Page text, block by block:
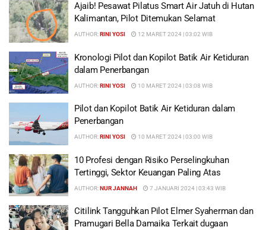
Ajaib! Pesawat Pilatus Smart Air Jatuh di Hutan
Kalimantan, Pilot Ditemukan Selamat
AUTHOR:RINI YOSI 12 MARET 2024 | 03:02 WIB
Kronologi Pilot dan Kopilot Batik Air Ketiduran
dalam Penerbangan
AUTHOR:RINI YOSI 10 MARET 2024 | 03:08 WIB
Pilot dan Kopilot Batik Air Ketiduran dalam
Penerbangan
AUTHOR:RINI YOSI 10 MARET 2024 | 03:00 WIB
10 Profesi dengan Risiko Perselingkuhan
Tertinggi, Sektor Keuangan Paling Atas
AUTHOR:NUR JANNAH 7 JANUARI 2024 | 03:43 WIB
Citilink Tangguhkan Pilot Elmer Syaherman dan
Pramugari Bella Damaika Terkait dugaan